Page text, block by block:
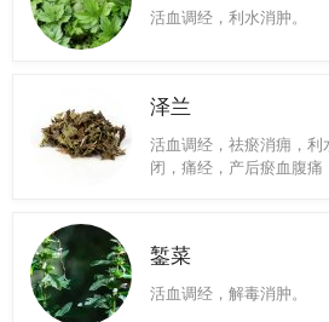
活血调经，利水消肿。
泽兰
活血调经，祛瘀消痈，
闭，痛经，产后瘀血腹痛
经、产后瘀滞腹痛证）用
伍当归、川芎、香附等
猛，调经功用颇佳。 2.祛瘀消痈（跌打损伤，瘀肿
錾菜
活血调经，解毒消肿。